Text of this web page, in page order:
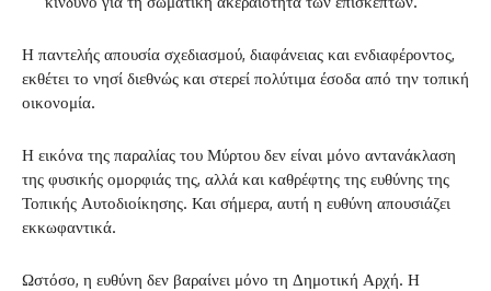
Η παντελής απουσία σχεδιασμού, διαφάνειας και ενδιαφέροντος,
εκθέτει το νησί διεθνώς και στερεί πολύτιμα έσοδα από την τοπική
οικονομία.
Η εικόνα της παραλίας του Μύρτου δεν είναι μόνο αντανάκλαση
της φυσικής ομορφιάς της, αλλά και καθρέφτης της ευθύνης της
Τοπικής Αυτοδιοίκησης. Και σήμερα, αυτή η ευθύνη απουσιάζει
εκκωφαντικά.
Ωστόσο, η ευθύνη δεν βαραίνει μόνο τη Δημοτική Αρχή. Η